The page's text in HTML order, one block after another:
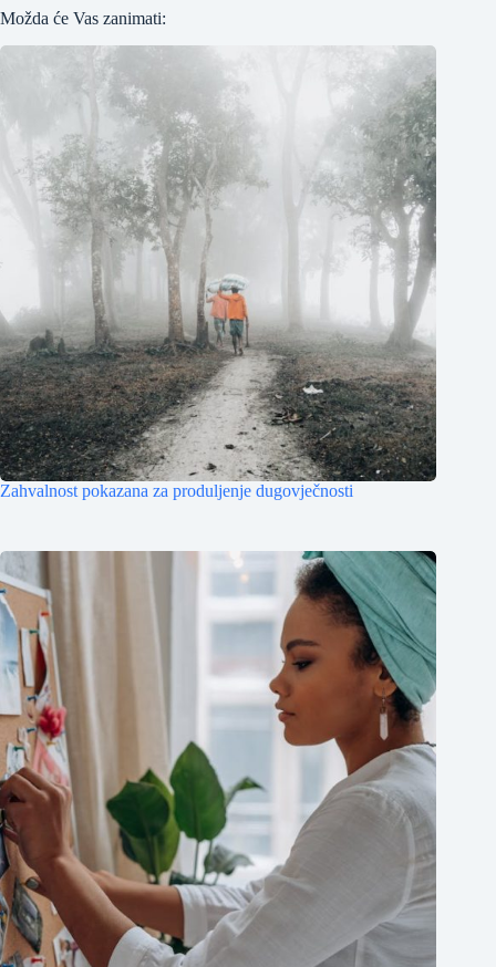
Možda će Vas zanimati:
Zahvalnost pokazana za produljenje dugovječnosti